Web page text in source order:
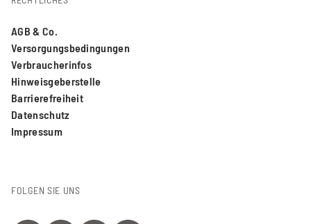
AGB & Co.
Versorgungsbedingungen
Verbraucherinfos
Hinweisgeberstelle
Barrierefreiheit
Datenschutz
Impressum
FOLGEN SIE UNS